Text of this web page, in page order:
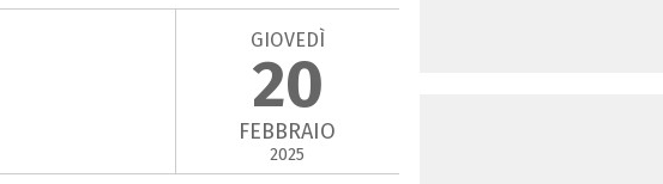
GIOVEDÌ
20
FEBBRAIO
2025